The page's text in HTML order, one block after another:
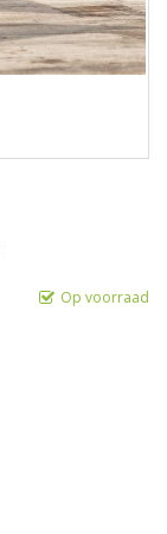
Op voorraad